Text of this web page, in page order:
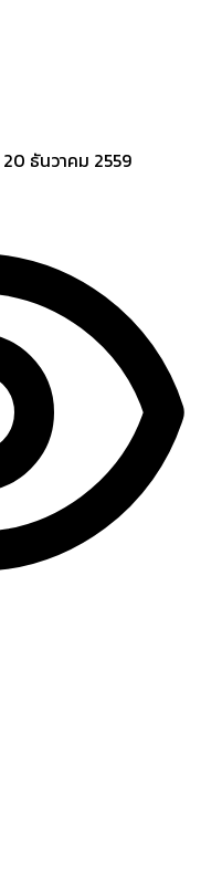
20 ธันวาคม 2559